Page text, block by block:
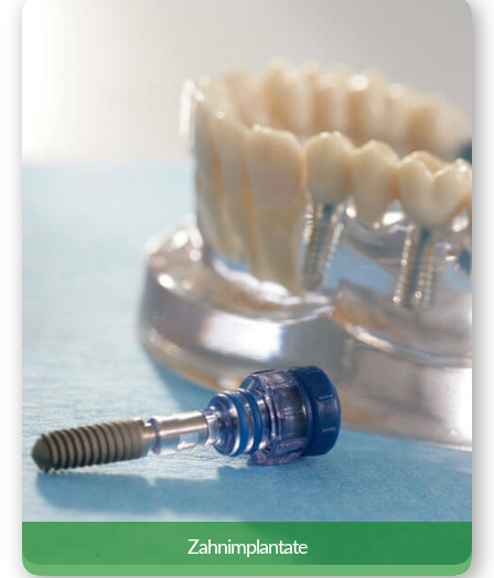
hier Besonderheiten und wichtige
Informationen für einen ersten Termin
zusammengestellt.
Erfahren Sie mehr »
Zahnimplantate